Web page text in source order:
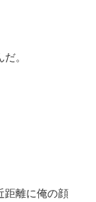
。
距離に俺の顔